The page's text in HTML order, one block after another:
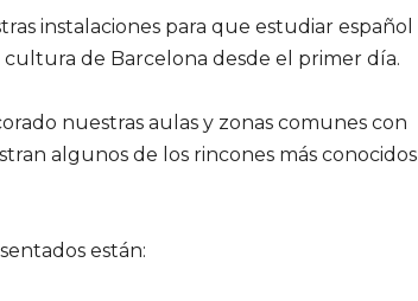
instalaciones para que estudiar español
de Barcelona desde el primer día.
nuestras aulas y zonas comunes con
algunos de los rincones más conocidos
están: